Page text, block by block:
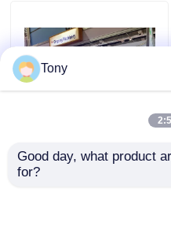
1080 * 1300 mm Łańcuch
termiczny Maszyna do
Tony
Good day, what product
for?